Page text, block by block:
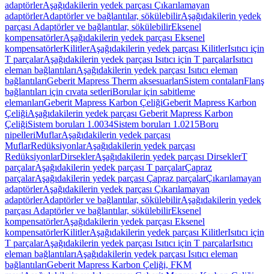
adaptörlerAşağıdakilerin yedek parçası Çıkarılamayan
adaptörlerAdaptörler ve bağlantılar, sökülebilirAşağıdakilerin yedek
parçası Adaptörler ve bağlantılar, sökülebilirEksenel
kompensatörlerAşağıdakilerin yedek parçası Eksenel
kompensatörlerKilitlerAşağıdakilerin yedek parçası KilitlerIsıtıcı için
T parçalarAşağıdakilerin yedek parçası Isıtıcı için T parçalarIsıtıcı
eleman bağlantılarıAşağıdakilerin yedek parçası Isıtıcı eleman
bağlantılarıGeberit Mapress Therm aksesuarlarıSistem contalarıFlanş
bağlantıları için cıvata setleriBorular için sabitleme
elemanlarıGeberit Mapress Karbon ÇeliğiGeberit Mapress Karbon
ÇeliğiAşağıdakilerin yedek parçası Geberit Mapress Karbon
ÇeliğiSistem boruları 1.0034Sistem boruları 1.0215Boru
nipelleriMuflarAşağıdakilerin yedek parçası
MuflarRedüksiyonlarAşağıdakilerin yedek parçası
RedüksiyonlarDirseklerAşağıdakilerin yedek parçası DirseklerT
parçalarAşağıdakilerin yedek parçası T parçalarÇapraz
parçalarAşağıdakilerin yedek parçası Çapraz parçalarÇıkarılamayan
adaptörlerAşağıdakilerin yedek parçası Çıkarılamayan
adaptörlerAdaptörler ve bağlantılar, sökülebilirAşağıdakilerin yedek
parçası Adaptörler ve bağlantılar, sökülebilirEksenel
kompensatörlerAşağıdakilerin yedek parçası Eksenel
kompensatörlerKilitlerAşağıdakilerin yedek parçası KilitlerIsıtıcı için
T parçalarAşağıdakilerin yedek parçası Isıtıcı için T parçalarIsıtıcı
eleman bağlantılarıAşağıdakilerin yedek parçası Isıtıcı eleman
bağlantılarıGeberit Mapress Karbon Çeliği, FKM